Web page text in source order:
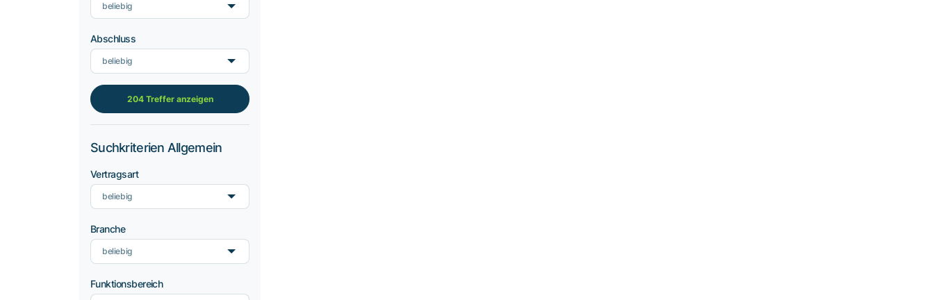
beliebig
Abschluss
beliebig
204 Treffer anzeigen
Suchkriterien Allgemein
Vertragsart
beliebig
Branche
beliebig
Funktionsbereich